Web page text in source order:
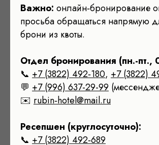
Важно: онлайн‑бронирование
просьба обращаться напрямую
брони из квоты.
Отдел бронирования (пн.-
📞 +7 (3822) 492‑180, +7 (3822)
💬 +7 (996) 637-29-99
✉️ rubin‑hotel@mail.ru
Ресепшен (круглосуточно):
📞 +7 (3822) 492‑689